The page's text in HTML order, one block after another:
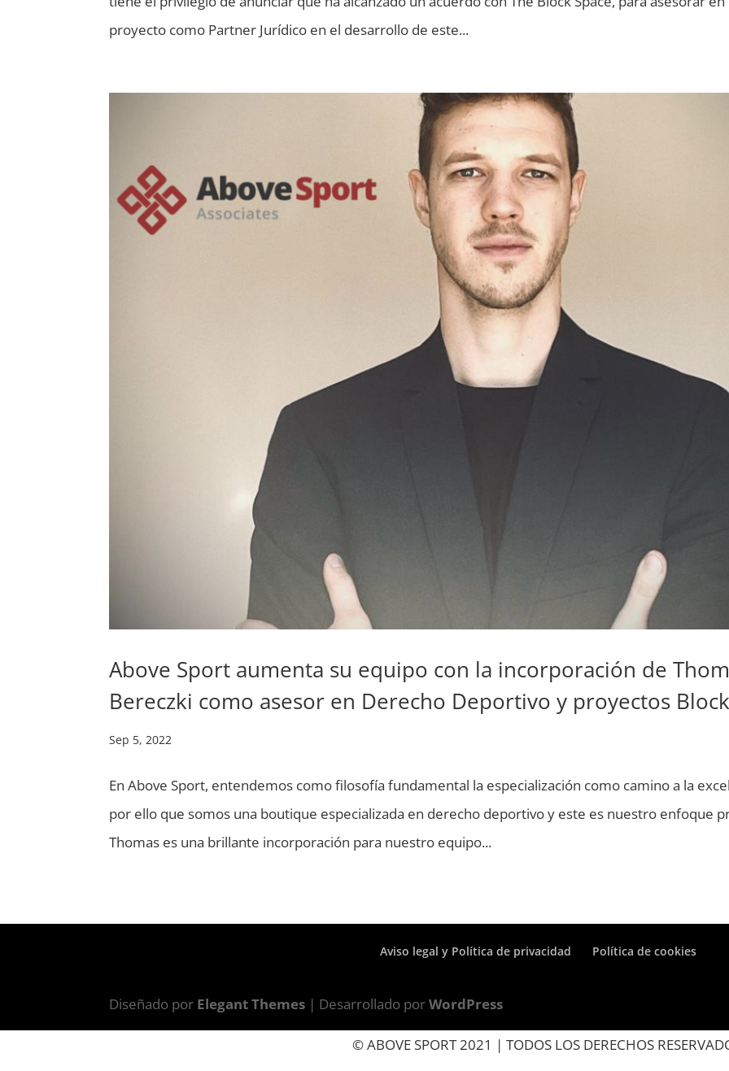
proyecto como Partner Jurídico en el desarrollo de este...
Above Sport aumenta su equipo con la incorporación de
Bereczki como asesor en Derecho Deportivo y proyectos
Sep 5, 2022
En Above Sport, entendemos como filosofía fundamental la especialización como camino a la
por ello que somos una boutique especializada en derecho deportivo y este es nuestro enfoque
Thomas es una brillante incorporación para nuestro equipo...
Aviso legal y Política de privacidad Política de cookies
Diseñado por Elegant Themes | Desarrollado porWordPress
© ABOVE SPORT 2021 | TODOS LOS DERECHOS